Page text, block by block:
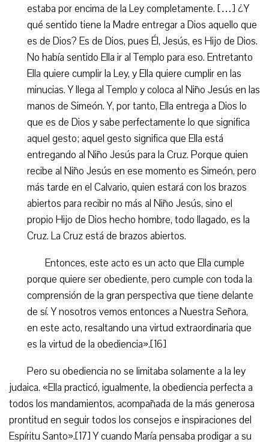
estaba por encima de la Ley completamente. […] ¿Y
qué sentido tiene la Madre entregar a Dios aquello que
es de Dios? Es de Dios, pues Él, Jesús, es Hijo de Dios.
No había sentido Ella ir al Templo para eso. Entretanto
Ella quiere cumplir la Ley, y Ella quiere cumplir en las
minucias. Y llega al Templo y coloca al Niño Jesús en las
manos de Simeón. Y, por tanto, Ella entrega a Dios lo
que es de Dios y sabe perfectamente lo que significa
aquel gesto; aquel gesto significa que Ella está
entregando al Niño Jesús para la Cruz. Porque quien
recibe al Niño Jesús en ese momento es Simeón, pero
más tarde en el Calvario, quien estará con los brazos
abiertos para recibir no más al Niño Jesús, sino el
propio Hijo de Dios hecho hombre, todo llagado, es la
Cruz. La Cruz está de brazos abiertos.
Entonces, este acto es un acto que Ella cumple
porque quiere ser obediente, pero cumple con toda la
comprensión de la gran perspectiva que tiene delante
de sí. Y nosotros vemos entonces a Nuestra Señora,
en este acto, resaltando una virtud extraordinaria que
es la virtud de la obediencia».[16]
Pero su obediencia no se limitaba solamente a la ley
judaica. «Ella practicó, igualmente, la obediencia perfecta a
todos los mandamientos, acompañada de la más generosa
prontitud en seguir todos los consejos e inspiraciones del
Espíritu Santo».[17] Y cuando María pensaba prodigar a su